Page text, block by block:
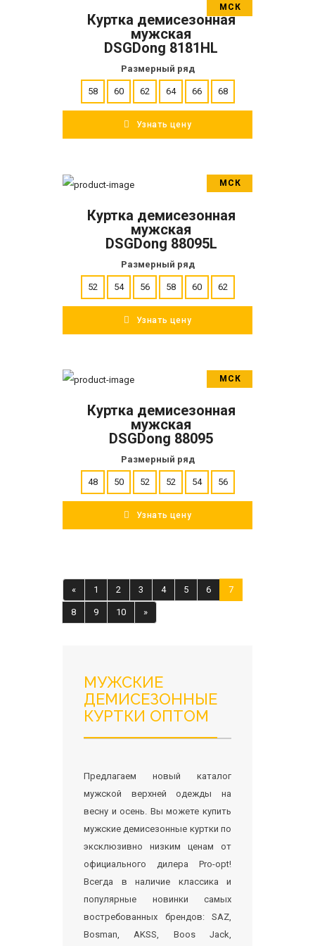
МСК
ПОДРОБНЕЕ
Куртка демисезонная
мужская
DSGDong 8181HL
Размерный ряд
58 60 62 64 66 68
Узнать цену
МСК
ПОДРОБНЕЕ
Куртка демисезонная
мужская
DSGDong 88095L
Размерный ряд
52 54 56 58 60 62
Узнать цену
МСК
ПОДРОБНЕЕ
Куртка демисезонная
мужская
DSGDong 88095
Размерный ряд
48 50 52 52 54 56
Узнать цену
« 1 2 3 4 5 6 7
8 9 10 »
МУЖСКИЕ
ДЕМИСЕЗОННЫЕ
КУРТКИ ОПТОМ
Предлагаем новый каталог
мужской верхней одежды на
весну и осень. Вы можете купить
мужские демисезонные куртки по
эксклюзивно низким ценам от
официального дилера Pro-opt!
Всегда в наличие классика и
популярные новинки самых
востребованных брендов: SAZ,
Bosman, AKSS, Boos Jack,